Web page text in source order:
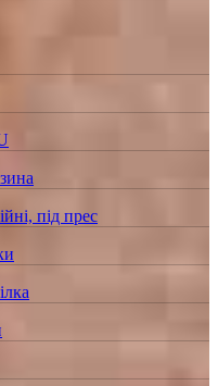
під прес